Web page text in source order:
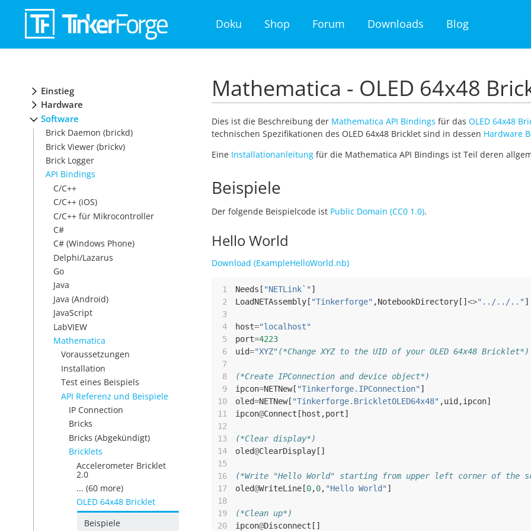
Doku Shop Forum Downloads Blog
Einstieg
Hardware
Software
Brick Daemon (brickd)
Brick Viewer (brickv)
Brick Logger
API Bindings
C/C++
C/C++ (iOS)
C/C++ für Mikrocontroller
C#
C# (Windows Phone)
Delphi/Lazarus
Go
Java
Java (Android)
JavaScript
LabVIEW
Mathematica
Voraussetzungen
Installation
Test eines Beispiels
API Referenz und Beispiele
IP Connection
Bricks
Bricks (Abgekündigt)
Bricklets
Accelerometer Bricklet
2.0
... (60 more)
OLED 64x48 Bricklet
Beispiele
Mathematica - OLED 64x48
Dies ist die Beschreibung der Mathematica API Bindings für das OLED 64x48
technischen Spezifikationen des OLED 64x48 Bricklet sind in dessen Hardware
Eine Installationanleitung für die Mathematica API Bindings ist Teil deren
Beispiele
Der folgende Beispielcode ist Public Domain (CC0 1.0).
Hello World
Download (ExampleHelloWorld.nb)
1 Needs [ "NETLink`" ]
2
LoadNETAssembly [ "Tinkerforge" ,NotebookDirectory [] <>"../../.." ]
3
4
host="localhost"
5
port=4223
6
uid="XYZ" (*Change XYZ to the UID of your OLED 64x48 Bricklet*)
7
8
(*Create IPConnection and device object*)
9
ipcon=NETNew[ "Tinkerforge.IPConnection" ]
10
oled=NETNew[ "Tinkerforge.BrickletOLED64x48" ,uid ,ipcon]
11
ipcon@Connect [ host ,port]
12
13
(*Clear display*)
14
oled@ClearDisplay []
15
16
(*Write "Hello World" starting from upper left corner of the
17
oled@WriteLine [0,0, "Hello World" ]
18
19
(*Clean up*)
20
ipcon@Disconnect []